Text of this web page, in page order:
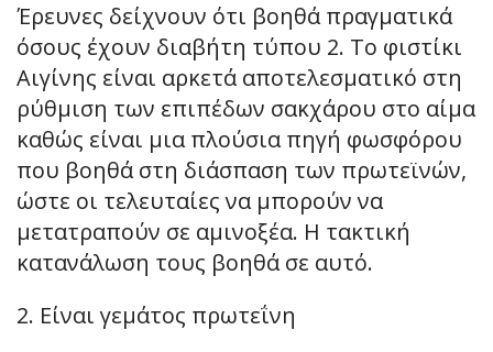
Έρευνες δείχνουν ότι βοηθά πραγματικά
όσους έχουν διαβήτη τύπου 2. Το φιστίκι
Αιγίνης είναι αρκετά αποτελεσματικό στη
ρύθμιση των επιπέδων σακχάρου στο αίμα
καθώς είναι μια πλούσια πηγή φωσφόρου
που βοηθά στη διάσπαση των πρωτεϊνών,
ώστε οι τελευταίες να μπορούν να
μετατραπούν σε αμινοξέα. Η τακτική
κατανάλωση τους βοηθά σε αυτό.
2. Είναι γεμάτος πρωτεΐνη